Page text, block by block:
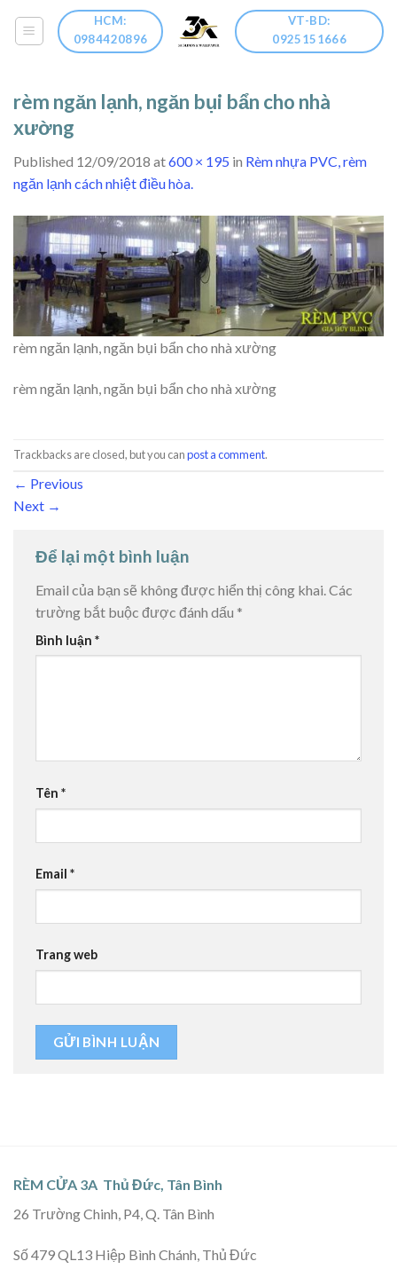
HCM:
0984420896
VT-BD:
0925151666
rèm ngăn lạnh, ngăn bụi bẩn cho nhà
xường
Published 12/09/2018 at600 × 195 in Rèm nhựa PVC, rèm
ngăn lạnh cách nhiệt điều hòa.
rèm ngăn lạnh, ngăn bụi bẩn cho nhà xường
rèm ngăn lạnh, ngăn bụi bẩn cho nhà xường
Trackbacks are closed, but you canpost a comment.
← Previous
Next →
Để lại một bình luận
Email của bạn sẽ không được hiển thị công khai. Các
trường bắt buộc được đánh dấu *
Bình luận *
Tên *
Email *
Trang web
RÈM CỬA 3A Thủ Đức, Tân Bình
26 Trường Chinh, P4, Q. Tân Bình
Số 479 QL13 Hiệp Bình Chánh, Thủ Đức